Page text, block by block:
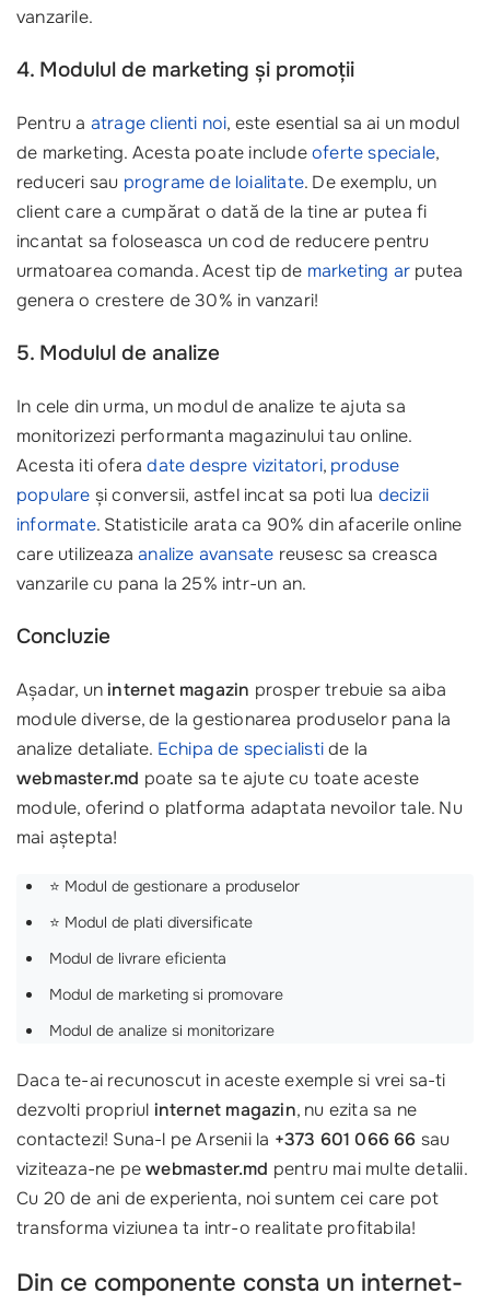
vanzarile.
4. Modulul de marketing și promoții
Pentru a atrage clienti noi, este esential sa ai un modul
de marketing. Acesta poate includeoferte speciale,
reduceri sau programe de loialitate. De exemplu, un
client care a cumpărat o dată de la tine ar putea fi
incantat sa foloseasca un cod de reducere pentru
urmatoarea comanda. Acest tip de marketing ar putea
genera o crestere de 30% in vanzari!
5. Modulul de analize
In cele din urma, un modul de analize te ajuta sa
monitorizezi performanta magazinului tau online.
Acesta iti oferadate despre vizitatori, produse
populare și conversii, astfel incat sa poti lua decizii
informate. Statisticile arata ca 90% din afacerile online
care utilizeazaanalize avansate reusesc sa creasca
vanzarile cu pana la 25% intr-un an.
Concluzie
Așadar, uninternet magazin prosper trebuie sa aiba
module diverse, de la gestionarea produselor pana la
analize detaliate. Echipa de specialistide la
webmaster.md poate sa te ajute cu toate aceste
module, oferind o platforma adaptata nevoilor tale. Nu
mai aștepta!
⭐ Modul de gestionare a produselor
⭐ Modul de plati diversificate
Modul de livrare eficienta
Modul de marketing si promovare
Modul de analize si monitorizare
Daca te-ai recunoscut in aceste exemple si vrei sa-ti
dezvolti propriul internet magazin, nu ezita sa ne
contactezi! Suna-l pe Arsenii la +373 601 066 66 sau
viziteaza-ne pewebmaster.md pentru mai multe detalii.
Cu 20 de ani de experienta, noi suntem cei care pot
transforma viziunea ta intr-o realitate profitabila!
Din ce componente consta un internet-